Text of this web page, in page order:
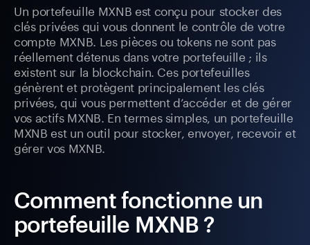
Un portefeuille MXNB est conçu pour stocker des
clés privées qui vous donnent le contrôle de votre
compte MXNB. Les pièces ou tokens ne sont pas
réellement détenus dans votre portefeuille ; ils
existent sur la blockchain. Ces portefeuilles
génèrent et protègent principalement les clés
privées, qui vous permettent d’accéder et de gérer
vos actifs MXNB. En termes simples, un portefeuille
MXNB est un outil pour stocker, envoyer, recevoir et
gérer vos MXNB.
Comment fonctionne un
portefeuille MXNB ?